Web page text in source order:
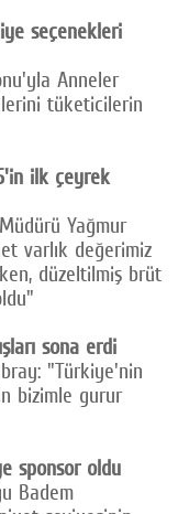
seçenekleri
Anneler
tüketicilerin
ilk çeyrek
Yağmur
varlık değerimiz
düzeltilmiş brüt
sona erdi
"Türkiye'nin
bizimle gurur
sponsor oldu
Badem